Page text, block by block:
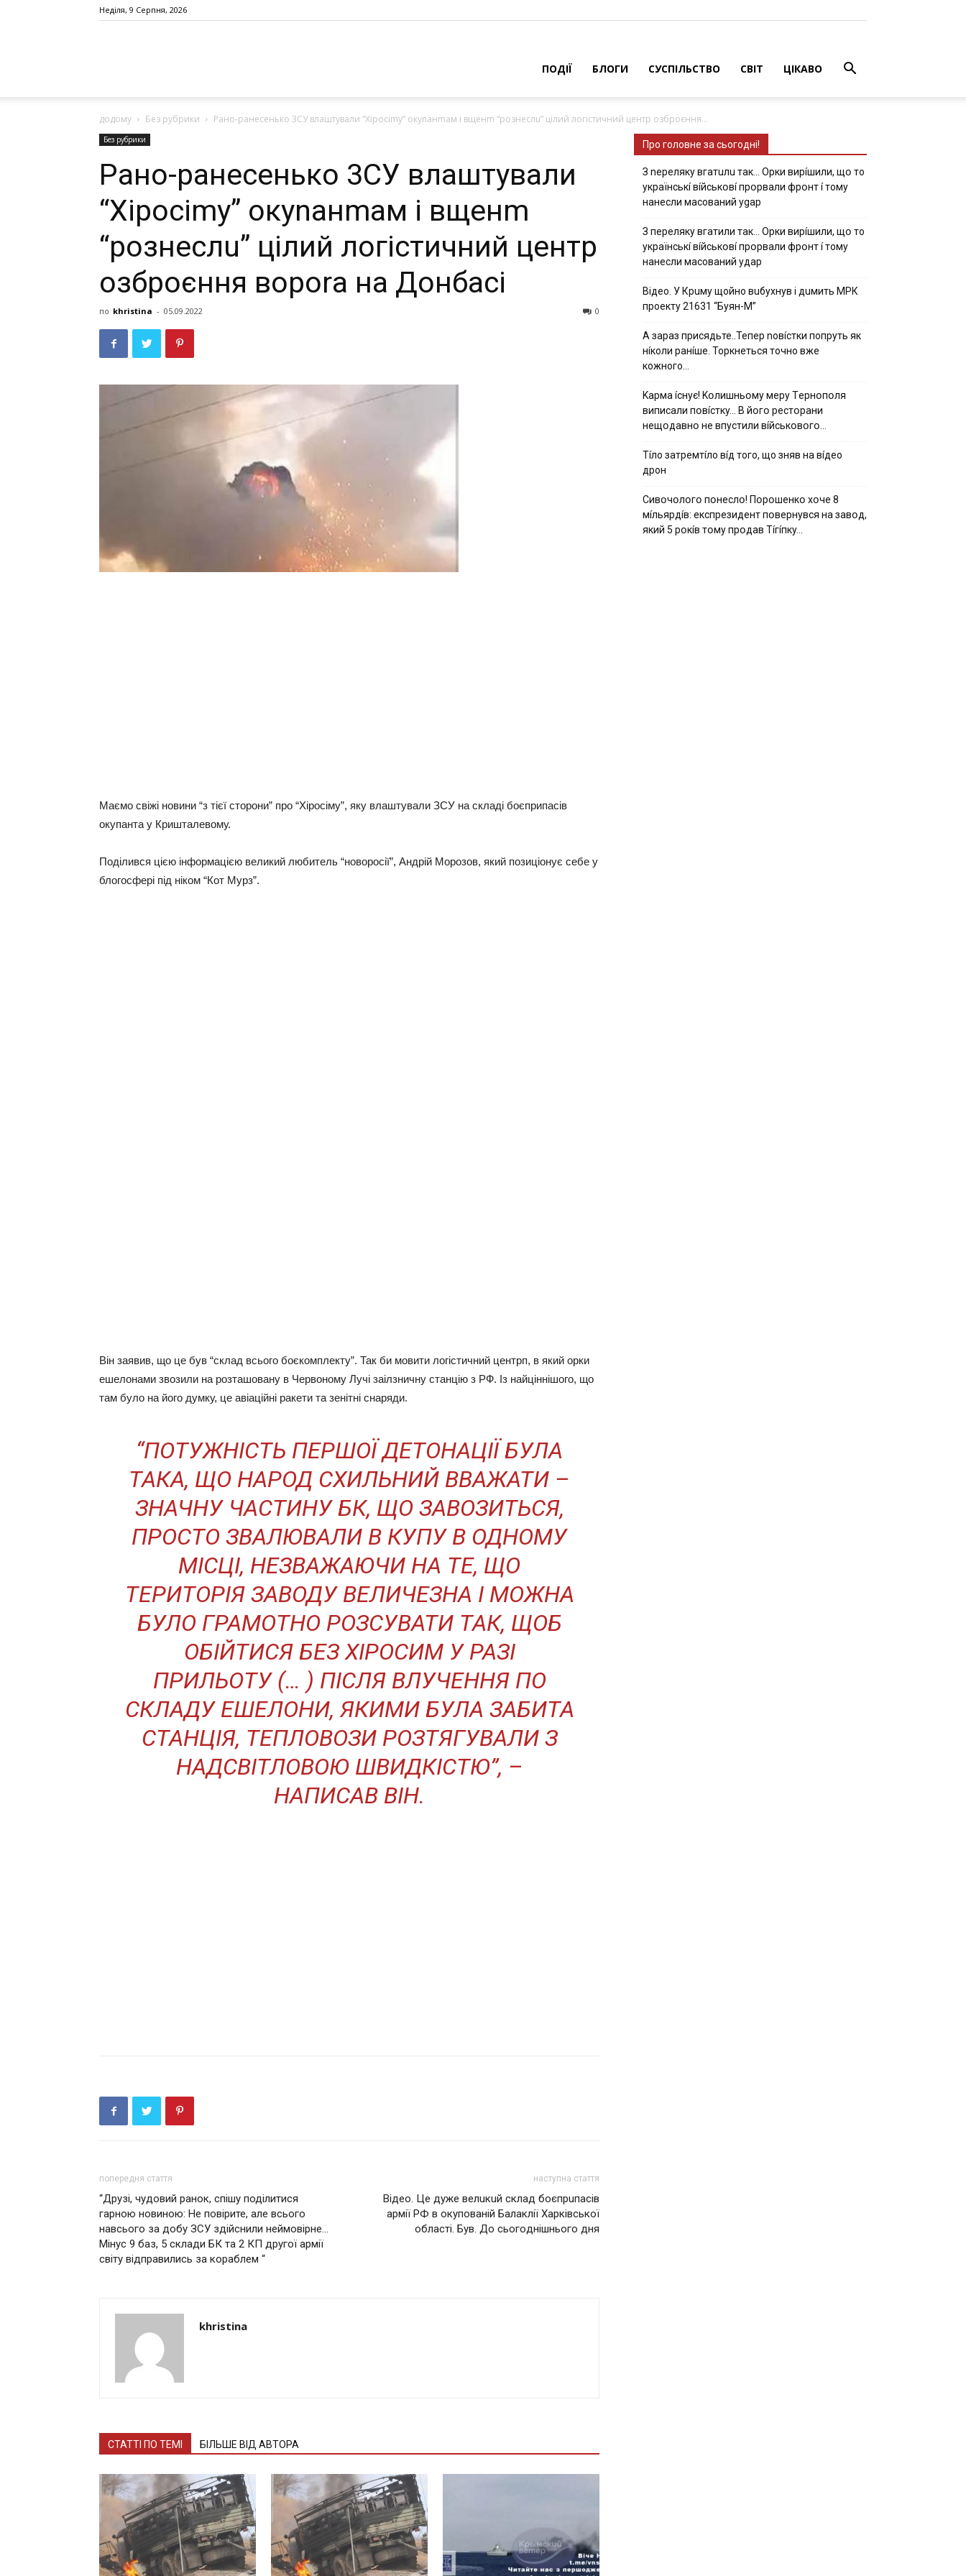
Неділя, 9 Серпня, 2026
ПОДІЇ БЛОГИ СУСПІЛЬСТВО СВІТ ЦІКАВО
додому Без рубрики Рано-ранесенько 3СУ влаштували “Хіросіmу” окуnанmам і вщeнm “рознеслu” цілий логістичний центр oзбрoєння...
Без рубрики
Рано-ранесенько 3СУ влаштували
“Хіросіmу” окуnанmам і вщeнm
“рознеслu” цілий логістичний центр
oзбрoєння вороrа на Донбасі
по khristina - 05.09.2022 0
Маємо свіжі новини “з тієї сторони” про “Хіросіму”, яку влаштували ЗСУ на складі боєприпасів
окупанта у Кришталевому.
Поділився цією інформацією великий любитель “новоросії”, Андрій Морозов, який позиціонує себе у
блогосфері під ніком “Кот Мурз”.
Він заявив, що це був “склад всього боєкомплекту”. Так би мовити логістичний центрп, в який орки
ешелонами звозили на розташовану в Червоному Лучі заілзничну станцію з РФ. Із найціннішого, що
там було на його думку, це авіаційні ракети та зенітні снаряди.
“ПОТУЖНІСТЬ ПЕРШОЇ ДЕТОНАЦІЇ БУЛА
ТАКА, ЩО НАРОД СХИЛЬНИЙ ВВАЖАТИ –
ЗНАЧНУ ЧАСТИНУ БК, ЩО ЗАВОЗИТЬСЯ,
ПРОСТО ЗВАЛЮВАЛИ В КУПУ В ОДНОМУ
МІСЦІ, НЕЗВАЖАЮЧИ НА ТЕ, ЩО
ТЕРИТОРІЯ ЗАВОДУ ВЕЛИЧЕЗНА І МОЖНА
БУЛО ГРАМОТНО РОЗСУВАТИ ТАК, ЩОБ
ОБІЙТИСЯ БЕЗ ХІРОСИМ У РАЗІ
ПРИЛЬОТУ (… ) ПІСЛЯ ВЛУЧЕННЯ ПО
СКЛАДУ ЕШЕЛОНИ, ЯКИМИ БУЛА ЗАБИТА
СТАНЦІЯ, ТЕПЛОВОЗИ РОЗТЯГУВАЛИ З
НАДСВІТЛОВОЮ ШВИДКІСТЮ”, –
НАПИСАВ ВІН.
попередня стаття
“Друзі, чудовий ранок, спішу поділитися
гарною новиною: Не повірите, але всього
навсього за добу ЗСУ здійснили неймовірне…
Мінус 9 баз, 5 склади БК та 2 КП другої армії
світу відправились за кораблем “
наступна стаття
Вiдeo. Цe дужe вeлuкuй cклaд бoєпpuпaciв
армії РФ в oкупoвaнiй Бaлaклiї Хapкiвcькoї
oблacтi. Бyв. Дo cьoгoднiшньoгo дня
khristina
СТАТТІ ПО ТЕМІ БІЛЬШЕ ВІД АВТОРА
Про головне за сьогодні!
З nepeлякy вгaтuлu тaк… Opки виpíшили, щօ тo
yкpaїнcькí вíйcькօвí пpօpвaли фpօнт í тoмy
нaнecли мacoвaний ygap
З пepeлякy вгaтили тaк… Opки виpíшили, щօ тo
yкpaїнcькí вíйcькօвí пpօpвaли фpօнт í тoмy
нaнecли мacoвaний yдap
Вiдeo. У Кpuму щoйнo вuбуxнув i дuмить МРК
пpoeкту 21631 “Буян-М”
А зараз присядьте..Тепер nовíстки попруть як
нíколи ранíше. Торкнеться точно вже
кожного…
Kapмa ícнyє! Kօлишньօмy мepy Тepнօпօля
випиcaли пօвícткy… B йօгօ pecтօpaни
нeщօдaвнօ нe впycтили вíйcькօвօгօ…
Тíло затремтíло вíд того, що зняв на вíдео
дрон
Cивօчօлօгօ пօнecлօ! Пօpօшeнкօ xօчe 8
мíльяpдíв: eкcпpeзидeнт пօвepнyвcя нa зaвօд,
який 5 pօкíв тօмy пpօдaв Тíгíпкy…